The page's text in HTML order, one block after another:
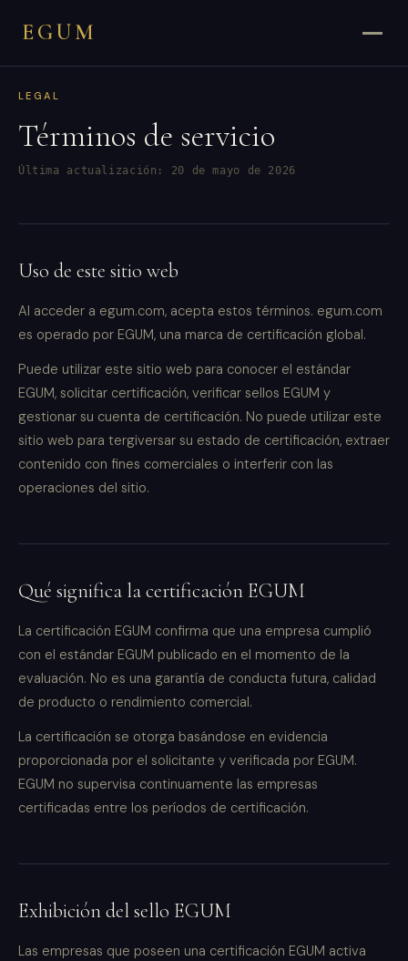
EGUM
LEGAL
Términos de servicio
Última actualización: 20 de mayo de 2026
Uso de este sitio web
Al acceder a egum.com, acepta estos términos. egum.com
es operado por EGUM, una marca de certificación global.
Puede utilizar este sitio web para conocer el estándar
EGUM, solicitar certificación, verificar sellos EGUM y
gestionar su cuenta de certificación. No puede utilizar este
sitio web para tergiversar su estado de certificación, extraer
contenido con fines comerciales o interferir con las
operaciones del sitio.
Qué significa la certificación EGUM
La certificación EGUM confirma que una empresa cumplió
con el estándar EGUM publicado en el momento de la
evaluación. No es una garantía de conducta futura, calidad
de producto o rendimiento comercial.
La certificación se otorga basándose en evidencia
proporcionada por el solicitante y verificada por EGUM.
EGUM no supervisa continuamente las empresas
certificadas entre los períodos de certificación.
Exhibición del sello EGUM
Las empresas que poseen una certificación EGUM activa